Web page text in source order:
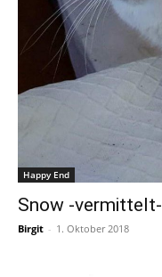
Happy End
Snow -vermittelt-
Birgit - 1. Oktober 2018